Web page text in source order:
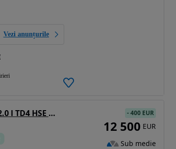
Vezi anunțurile
Land Rover Discovery Sport 2.0 l TD4 HSE Luxury Aut. -400 EUR
12 500 EUR
Sub medie